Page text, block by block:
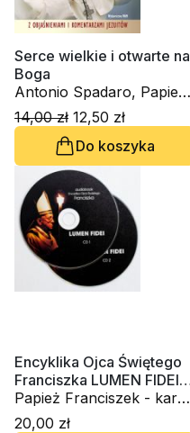
Serce wielkie i otwarte na
Boga
Antonio Spadaro, Papież
Franciszek - kard. Jorge
Mario Bergoglio
14,00 zł 12,50 zł
Do koszyka
Encyklika Ojca Świętego
Franciszka LUMEN FIDEI
(2xCD-audiobook)
Papież Franciszek - kard.
Jorge Mario Bergoglio
20,00 zł